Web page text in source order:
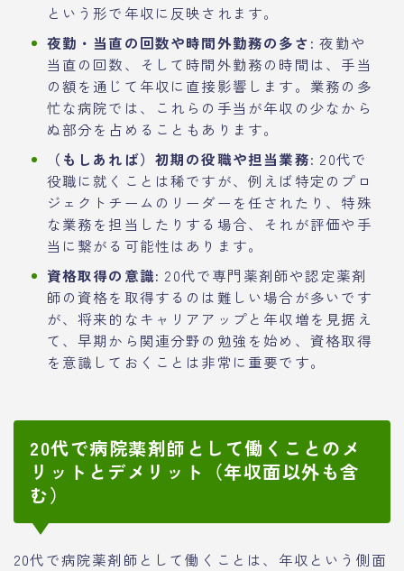
という形で年収に反映されます。
夜勤・当直の回数や時間外勤務の多さ: 夜勤や
当直の回数、そして時間外勤務の時間は、手当
の額を通じて年収に直接影響します。業務の多
忙な病院では、これらの手当が年収の少なから
ぬ部分を占めることもあります。
（もしあれば）初期の役職や担当業務: 20代で
役職に就くことは稀ですが、例えば特定のプロ
ジェクトチームのリーダーを任されたり、特殊
な業務を担当したりする場合、それが評価や手
当に繋がる可能性はあります。
資格取得の意識: 20代で専門薬剤師や認定薬剤
師の資格を取得するのは難しい場合が多いです
が、将来的なキャリアアップと年収増を見据え
て、早期から関連分野の勉強を始め、資格取得
を意識しておくことは非常に重要です。
20代で病院薬剤師として働くことのメ
リットとデメリット（年収面以外も含
む）
20代で病院薬剤師として働くことは、年収という側面